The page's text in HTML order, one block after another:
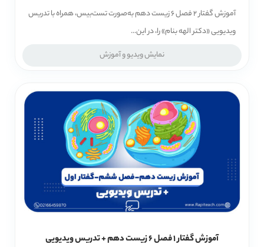
آموزش گفتار 2 فصل 6 زیست دهم به‌صورت تست‌بیس، همراه با تدریس
ویدیویی «دکتر الهه بنام» را، در این...
نمایش ویدیو و آموزش
آموزش گفتار 1 فصل 6 زیست دهم + تدریس ویدیویی